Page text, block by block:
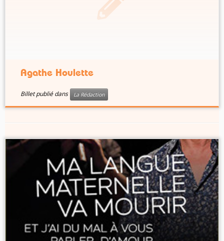
Agathe Houlette
Billet publié dans La Rédaction